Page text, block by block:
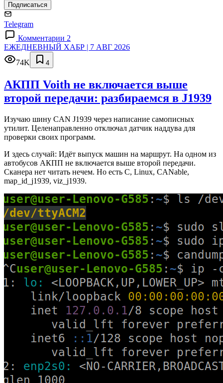
Подписаться
Telegram
Комментарии 2
ЕЖЕДНЕВНЫЙ ХАБР | 7 АВГ 2026
74K
4
АКПП Voith не включается выше
второй передачи: разбираемся в J1939
Изучаю шину CAN J1939 через написание самописных
утилит. Целенаправленно отключал датчик наддува для
проверки своих программ.
И здесь случай: Идёт выпуск машин на маршрут. На одном из
автобусов АКПП не включается выше второй передачи.
Сканера нет читать нечем. Но есть C, Linux, CANable,
map_id_j1939, viz_j1939.